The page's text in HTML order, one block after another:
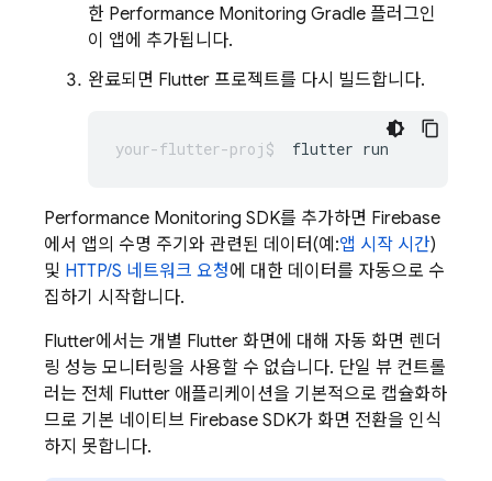
한 Performance Monitoring Gradle 플러그인
이 앱에 추가됩니다.
완료되면 Flutter 프로젝트를 다시 빌드합니다.
flutter
Performance Monitoring SDK를 추가하면 Firebase
에서 앱의 수명 주기와 관련된 데이터(예:앱 시작 시간)
및 HTTP/S 네트워크 요청에 대한 데이터를 자동으로 수
집하기 시작합니다.
Flutter에서는 개별 Flutter 화면에 대해 자동 화면 렌더
링 성능 모니터링을 사용할 수 없습니다. 단일 뷰 컨트롤
러는 전체 Flutter 애플리케이션을 기본적으로 캡슐화하
므로 기본 네이티브 Firebase SDK가 화면 전환을 인식
하지 못합니다.